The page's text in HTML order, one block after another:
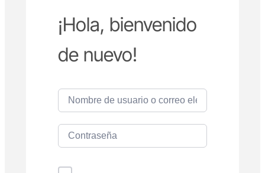
¡Hola, bienvenido
de nuevo!